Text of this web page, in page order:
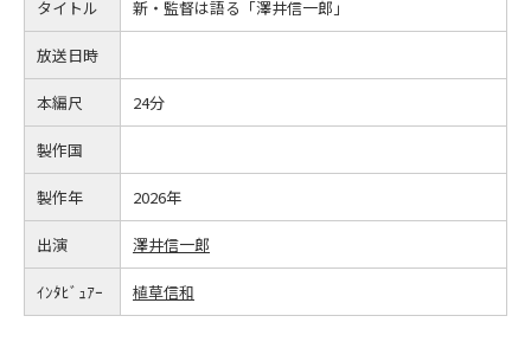
タイトル 新・監督は語る「澤井信一郎」
放送日時
本編尺 24分
製作国
製作年 2026年
出演 澤井信一郎
ｲﾝﾀﾋﾞｭｱｰ 植草信和